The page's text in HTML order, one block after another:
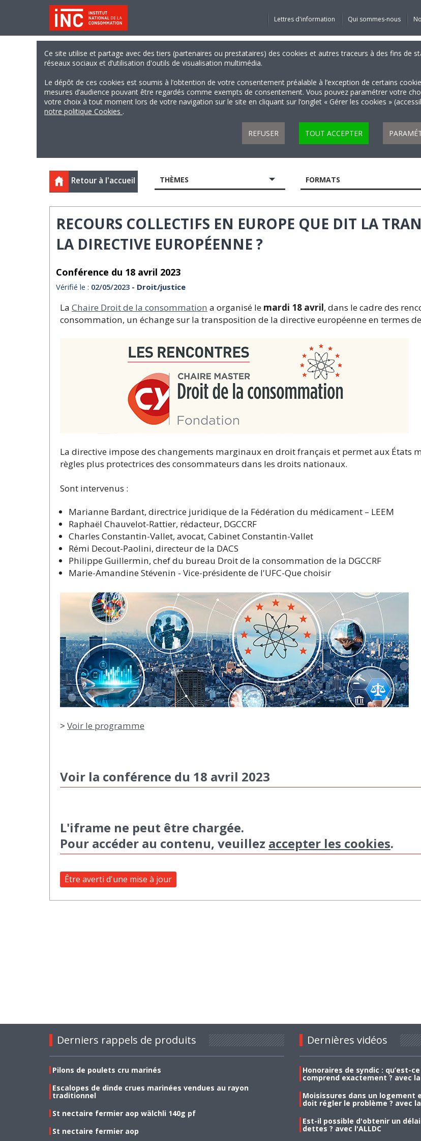
Lettres d'information Qui sommes-nous
Ce site utilise et partage avec des tiers (partenaires ou prestataires) des cookies et autres traceurs à des fins de
réseaux sociaux et d’utilisation d'outils de visualisation multimédia.
Le dépôt de ces cookies est soumis à l’obtention de votre consentement préalable à l’exception de certains
mesures d’audience pouvant être regardés comme exempts de consentement. Vous pouvez paramétrer votre
votre choix à tout moment lors de votre navigation sur le site en cliquant sur l’onglet « Gérer les cookies »
notre politique Cookies .
REFUSER TOUT ACCEPTER
Retour à l'accueil THÈMES FORMATS
RECOURS COLLECTIFS EN EUROPE QUE DIT LA
LA DIRECTIVE EUROPÉENNE ?
Conférence du 18 avril 2023
Vérifié le : 02/05/2023 - Droit/justice
La Chaire Droit de la consommation a organisé le mardi 18 avril, dans le cadre des
consommation, un échange sur la transposition de la directive européenne en termes
La directive impose des changements marginaux en droit français et permet aux États
règles plus protectrices des consommateurs dans les droits nationaux.
Sont intervenus :
Marianne Bardant, directrice juridique de la Fédération du médicament – LEEM
Raphaël Chauvelot-Rattier, rédacteur, DGCCRF
Charles Constantin-Vallet, avocat, Cabinet Constantin-Vallet
Rémi Decout-Paolini, directeur de la DACS
Philippe Guillermin, chef du bureau Droit de la consommation de la DGCCRF
Marie-Amandine Stévenin - Vice-présidente de l'UFC-Que choisir
> Voir le programme
Voir la conférence du 18 avril 2023
L'iframe ne peut être chargée.
Pour accéder au contenu, veuillez accepter les cookies.
Être averti d'une mise à jour
Derniers rappels de produits
Pilons de poulets cru marinés
Escalopes de dinde crues marinées vendues au rayon
traditionnel
St nectaire fermier aop wälchli 140g pf
St nectaire fermier aop
Dernières vidéos
Honoraires de syndic : qu’est-
comprend exactement ? avec la
Moisissures dans un logement
doit régler le problème ? avec la
Est-il possible d'obtenir un
dettes ? avec l'ALLDC